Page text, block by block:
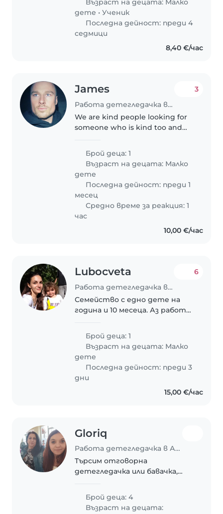
момче. Предпочитаме лице,
удобно с готвенето и леката
домакинска работа...
Възраст на децата: Малко
дете •Ученик
Последна дейност: преди 4
седмици
8,40 €/час
James
Работа детегледачка в Варна
3
We are kind people looking for
someone who is kind too and
Брой деца: 1
Възраст на децата: Малко
дете
Последна дейност: преди 1
месец
Средно време за реакция: 1
час
10,00 €/час
Lubocveta
Работа детегледачка в Пловдив
6
Семейство с едно дете на
година и 10 месеца. Аз работя
тоест през два дни си е за
два дни вкъщи и може да гледа
детето. Трябва..
Брой деца: 1
Възраст на децата: Малко
дете
Последна дейност: преди 3
дни
15,00 €/час
Gloriq
Работа детегледачка в Аврен
Търсим отговорна
детегледачка или бавачка,
четири деца в предшколна и
начална учебна възраст.
Брой деца: 4
Възраст на децата: